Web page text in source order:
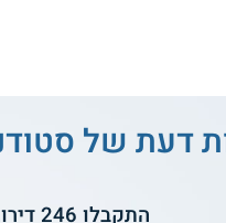
דעת של
התקבלו 246